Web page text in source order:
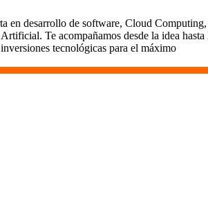
en desarrollo de software, Cloud Computing,
Te acompañamos desde la idea hasta
tecnológicas para el máximo